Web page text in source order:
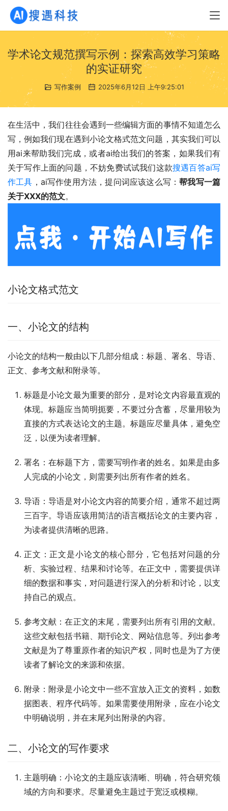
学术论文规范撰写示例：探索高效学习策略
的实证研究
写作案例 2025年6月12日 上午9:25:01
在生活中，我们往往会遇到一些编辑方面的事情不知道怎么
写，例如我们现在遇到小论文格式范文问题，其实我们可以
用ai来帮助我们完成，或者ai给出我们的答案，如果我们有
关于写作上面的问题，不妨免费试试我们这款搜遇百答ai写
作工具 ，ai写作使用方法，提问词应该这么写：帮我写一篇
关于XXX的范文。
小论文格式范文
一、小论文的结构
小论文的结构一般由以下几部分组成：标题、署名、导语、
正文、参考文献和附录等。
标题是小论文最为重要的部分，是对论文内容最直观的
体现。标题应当简明扼要，不要过分含蓄，尽量用较为
直接的方式表达论文的主题。标题应尽量具体，避免空
泛，以便为读者理解。
署名：在标题下方，需要写明作者的姓名。如果是由多
人完成的小论文，则需要列出所有作者的姓名。
导语：导语是对小论文内容的简要介绍，通常不超过两
三百字。导语应该用简洁的语言概括论文的主要内容，
为读者提供清晰的思路。
正文：正文是小论文的核心部分，它包括对问题的分
析、实验过程、结果和讨论等。在正文中，需要提供详
细的数据和事实，对问题进行深入的分析和讨论，以支
持自己的观点。
参考文献：在正文的末尾，需要列出所有引用的文献。
这些文献包括书籍、期刊论文、网站信息等。列出参考
文献是为了尊重原作者的知识产权，同时也是为了方便
读者了解论文的来源和依据。
附录：附录是小论文中一些不宜放入正文的资料，如数
据图表、程序代码等。如果需要使用附录，应在小论文
中明确说明，并在末尾列出附录的内容。
二、小论文的写作要求
主题明确：小论文的主题应该清晰、明确，符合研究领
域的方向和要求。尽量避免主题过于宽泛或模糊。